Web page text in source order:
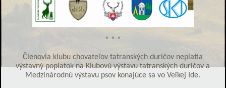
* * *
Členovia klubu chovateľov tatranských duričov neplatia
výstavný poplatok na Klubovú výstavu tatranských duričov a
Medzinárodnú výstavu psov konajúce sa vo Veľkej Ide.